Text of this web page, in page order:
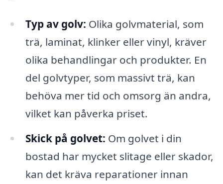
Typ av golv: Olika golvmaterial, som
trä, laminat, klinker eller vinyl, kräver
olika behandlingar och produkter. En
del golvtyper, som massivt trä, kan
behöva mer tid och omsorg än andra,
vilket kan påverka priset.
Skick på golvet: Om golvet i din
bostad har mycket slitage eller skador,
kan det kräva reparationer innan